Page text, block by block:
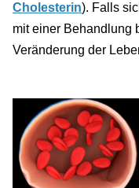
Cholesterin). Falls
mit einer Behandlung
Veränderung der